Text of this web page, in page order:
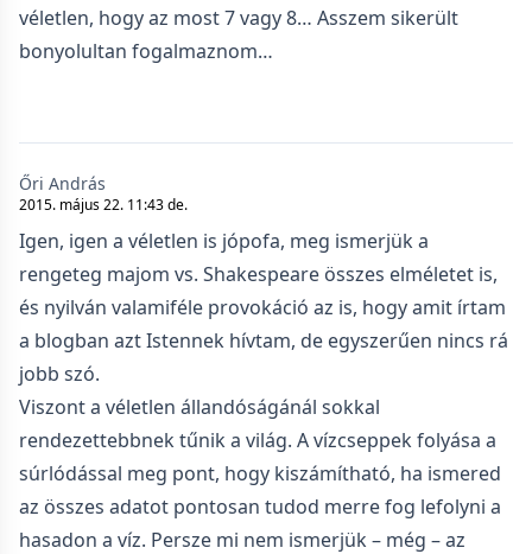
véletlen, hogy az most 7 vagy 8… Asszem sikerült
bonyolultan fogalmaznom…
Őri András
2015. május 22. 11:43 de.
Igen, igen a véletlen is jópofa, meg ismerjük a
rengeteg majom vs. Shakespeare összes elméletet is,
és nyilván valamiféle provokáció az is, hogy amit írtam
a blogban azt Istennek hívtam, de egyszerűen nincs rá
jobb szó.
Viszont a véletlen állandóságánál sokkal
rendezettebbnek tűnik a világ. A vízcseppek folyása a
súrlódással meg pont, hogy kiszámítható, ha ismered
az összes adatot pontosan tudod merre fog lefolyni a
hasadon a víz. Persze mi nem ismerjük – még – az